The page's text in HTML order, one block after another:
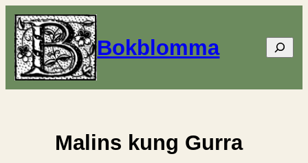
Bokblomma Sök
Malins kung Gurra